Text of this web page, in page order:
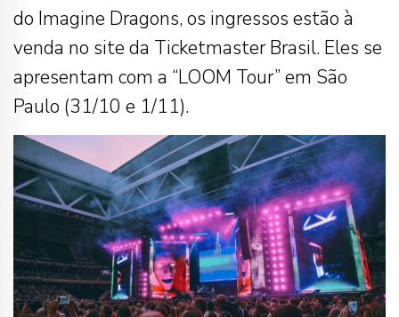
do Imagine Dragons, os ingressos estão à
venda no site da Ticketmaster Brasil. Eles se
apresentam com a “LOOM Tour” em São
Paulo (31/10 e 1/11).